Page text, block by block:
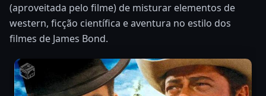
(aproveitada pelo filme) de misturar elementos de
western, ficção científica e aventura no estilo dos
filmes de James Bond.